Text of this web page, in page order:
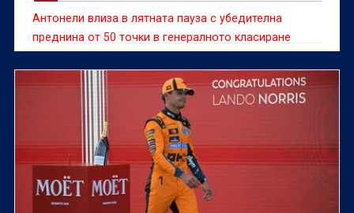
Антонели влиза в лятната пауза с убедителна
преднина от 50 точки в генералното класиране